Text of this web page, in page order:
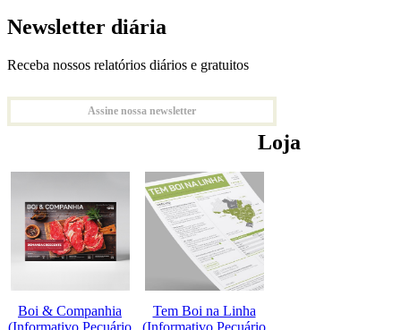
Newsletter diária
Receba nossos relatórios diários e gratuitos
Assine nossa newsletter
Loja
Boi & Companhia
Tem Boi na Linha